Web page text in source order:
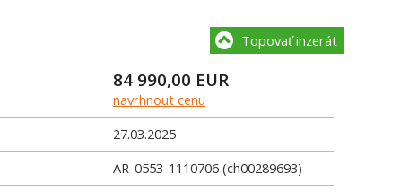
Topovať inzerát
84 990,00 EUR
navrhnout cenu
27.03.2025
AR-0553-1110706 (ch00289693)